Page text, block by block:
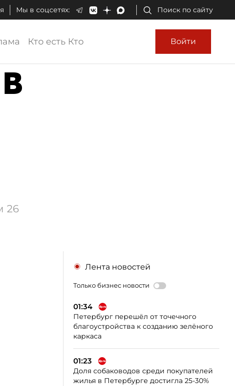
Мы в соцсетях: Поиск по сайту
Кто есть Кто Войти
26
Лента новостей
Только бизнес новости
01:34
Петербург перешёл от точечного
благоустройства к созданию зелёного
каркаса
01:23
Доля собаководов среди покупателей
жилья в Петербурге достигла 25-30%